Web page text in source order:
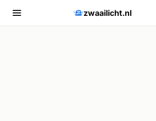
zwaailicht.nl